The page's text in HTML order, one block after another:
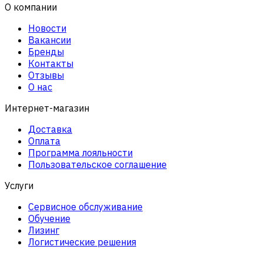
О компании
Новости
Вакансии
Бренды
Контакты
Отзывы
О нас
Интернет-магазин
Доставка
Оплата
Программа лояльности
Пользовательское соглашение
Услуги
Сервисное обслуживание
Обучение
Лизинг
Логистические решения